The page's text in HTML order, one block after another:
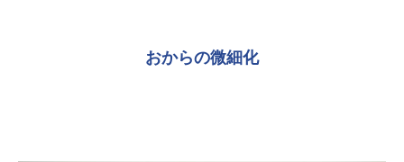
おからの微細化